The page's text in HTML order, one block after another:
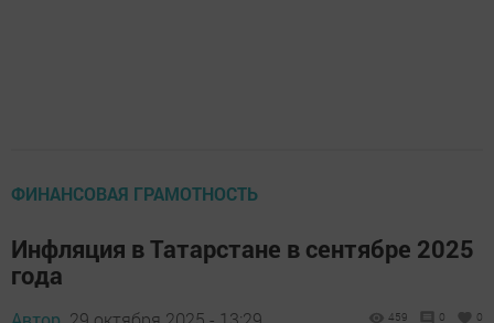
ФИНАНСОВАЯ ГРАМОТНОСТЬ
Инфляция в Татарстане в сентябре 2025
года
459 0 0